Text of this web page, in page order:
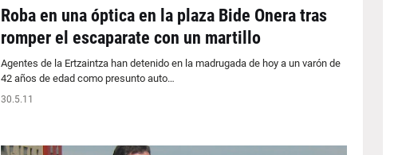
Roba en una óptica en la plaza Bide Onera tras
romper el escaparate con un martillo
Agentes de la Ertzaintza han detenido en la madrugada de hoy a un varón de
42 años de edad como presunto auto…
30.5.11